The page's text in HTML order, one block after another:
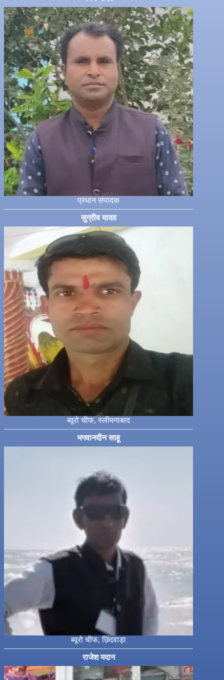
प्रधान संपादक
सुग्रीव यादव
ब्यूरो चीफ, स्लीमनाबाद
भगवानदीन साहू
ब्यूरो चीफ, छिंदवाड़ा
राजेश मदान